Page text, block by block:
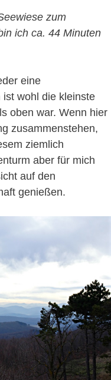
zum
ich ca. 44 Minuten
eine
ist wohl die kleinste
oben war. Wenn hier
zusammenstehen,
ziemlich
aber für mich
auf den
genießen.